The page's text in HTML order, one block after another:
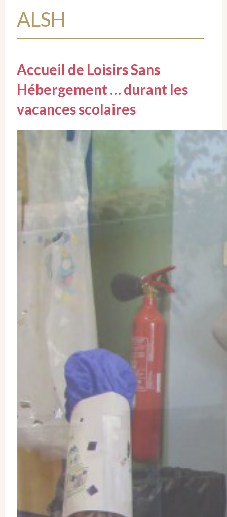
ALSH
Accueil de Loisirs Sans
Hébergement … durant les
vacances scolaires